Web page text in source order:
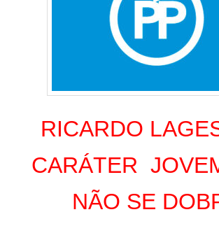
RICARDO
CARÁTER
NÃO SE